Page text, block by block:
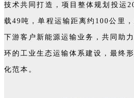
技术共同打造，项目整体规划投运
载49吨，单程运输距离约100公里
下游客户新能源运输业务，共同助
环的工业生态运输体系建设，最终
化范本。